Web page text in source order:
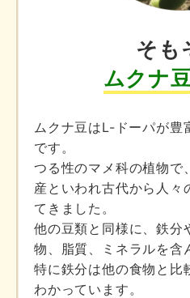
そも
ムクナ
ムクナ豆はL-ドーパが豊
です。
つる性のマメ科の植物で
産といわれ古代から人々
てきました。
他の豆類と同様に、鉄分
物、脂質、ミネラルを含
特に鉄分は他の食物と比
わかっています。